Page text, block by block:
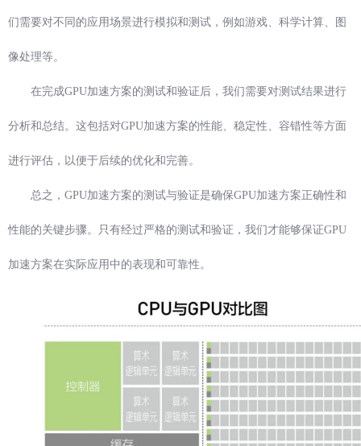
们需要对不同的应用场景进行模拟和测试，例如游戏、科学计算、图
像处理等。
在完成GPU加速方案的测试和验证后，我们需要对测试结果进行
分析和总结。这包括对GPU加速方案的性能、稳定性、容错性等方面
进行评估，以便于后续的优化和完善。
总之，GPU加速方案的测试与验证是确保GPU加速方案正确性和
性能的关键步骤。只有经过严格的测试和验证，我们才能够保证GPU
加速方案在实际应用中的表现和可靠性。